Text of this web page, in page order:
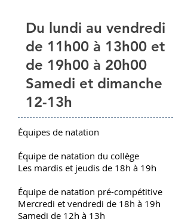
Du lundi au vendredi
de 11h00 à 13h00 et
de 19h00 à 20h00
Samedi et dimanche
12-13h
Équipes de natation
Équipe de natation du collège
Les mardis et jeudis de 18h à 19h
Équipe de natation pré-compétitive
Mercredi et vendredi de 18h à 19h
Samedi de 12h à 13h